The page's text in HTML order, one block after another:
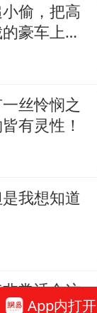
偷，把高
豪车上，
丝怜悯之
有灵性！
我想知道
常适合这
App内打开